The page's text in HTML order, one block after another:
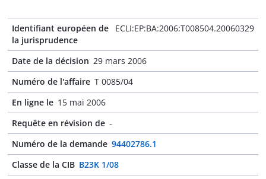
Identifiant européen de
la jurisprudence
ECLI:EP:BA:2006:T008504.20060329
Date de la décision 29 mars 2006
Numéro de l'affaire T 0085/04
En ligne le 15 mai 2006
Requête en révision de -
Numéro de la demande 94402786.1
Classe de la CIB B23K 1/08